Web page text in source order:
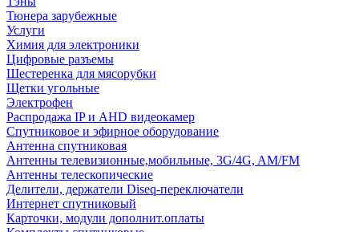
Тюнера зарубежные
Услуги
Химия для электроники
Цифровые разъемы
Шестеренка для мясорубки
Щетки угольные
Электрофен
Распродажа IP и AHD видеокамер
Спутниковое и эфирное оборудование
Антенна спутниковая
Антенны телевизионные,мобильные, 3G/4G, AM/FM
Антенны телескопические
Делители, держатели Diseq-переключатели
Интернет спутниковый
Карточки, модули дополнит.оплаты